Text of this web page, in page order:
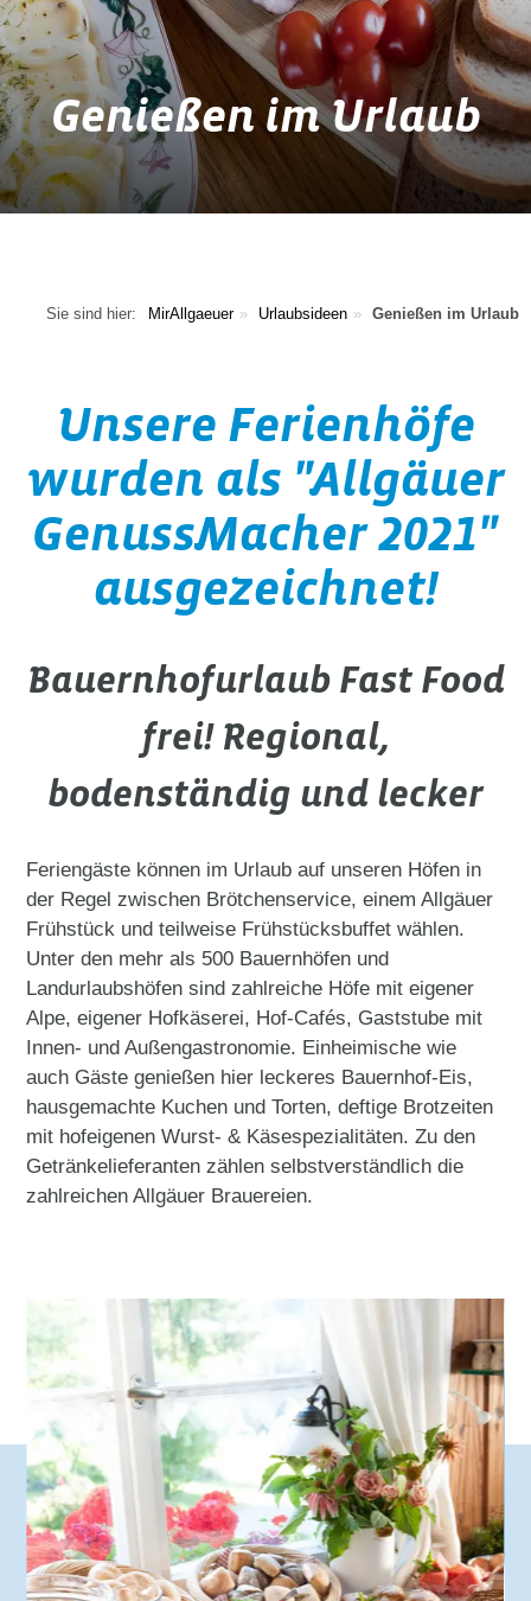
Genießen im Urlaub
Genießen im Urlaub
Urlaubsideen
MirAllgaeuer
Sie sind hier:
Unsere Ferienhöfe
wurden als "Allgäuer
GenussMacher 2021"
ausgezeichnet!
Bauernhofurlaub Fast Food
frei! Regional,
bodenständig und lecker
Feriengäste können im Urlaub auf unseren Höfen in
der Regel zwischen Brötchenservice, einem Allgäuer
Frühstück und teilweise Frühstücksbuffet wählen.
Unter den mehr als 500 Bauernhöfen und
Landurlaubshöfen sind zahlreiche Höfe mit eigener
Alpe, eigener Hofkäserei, Hof-Cafés, Gaststube mit
Innen- und Außengastronomie. Einheimische wie
auch Gäste genießen hier leckeres Bauernhof-Eis,
hausgemachte Kuchen und Torten, deftige Brotzeiten
mit hofeigenen Wurst- & Käsespezialitäten. Zu den
Getränkelieferanten zählen selbstverständlich die
zahlreichen Allgäuer Brauereien.